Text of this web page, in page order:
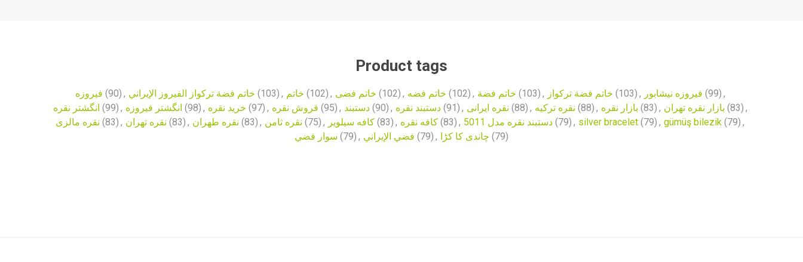
Product tags
فیروزه (90) , خاتم فضة تركواز الفيروز الإيراني (103) , خاتم (102) , خاتم فضی (102) , خاتم فضه (102) , خاتم فضة (103) , خاتم فضة تركواز (103) , فیروزه نیشابور (99) ,
انگشتر نقره (99) , انگشتر فیروزه (98) , خرید نقره (97) , قروش نقره (95) , دستبند (90) , دستبند نقره (91) , نقره ایرانی (88) , نقره ترکیه (88) , بازار نقره (83) , بازار نقره تهران (83) ,
نقره مالزی (83) , نقره تهران (83) , نقره طهران (83) , نقره ثامن (75) , کافه سیلویر (83) , کافه نقره (83) , دستبند نقره مدل 5011 (79) , silver bracelet (79) , gümüş bilezik (79) ,
سوار فضي (79) , فضي الإيراني (79) , چاندی کا کڑا (79)